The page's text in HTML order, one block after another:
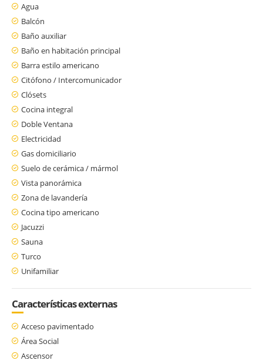
Agua
Balcón
Baño auxiliar
Baño en habitación principal
Barra estilo americano
Citófono / Intercomunicador
Clósets
Cocina integral
Doble Ventana
Electricidad
Gas domiciliario
Suelo de cerámica / mármol
Vista panorámica
Zona de lavandería
Cocina tipo americano
Jacuzzi
Sauna
Turco
Unifamiliar
Características externas
Acceso pavimentado
Área Social
Ascensor